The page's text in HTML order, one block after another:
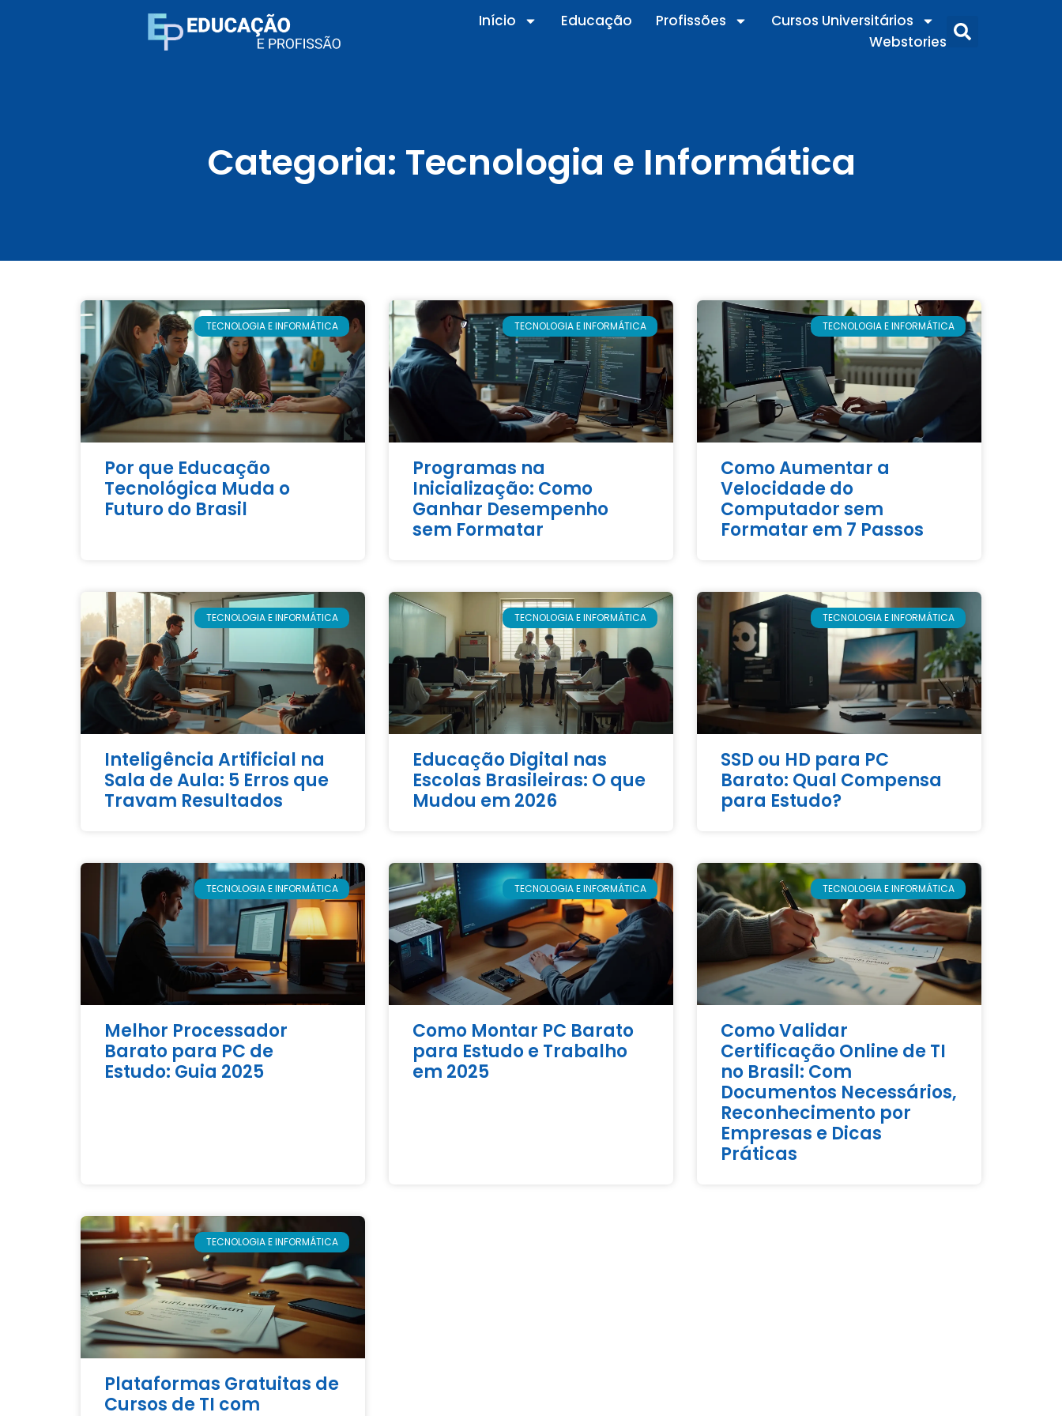
Início Educação Profissões
Cursos Universitários
Webstories
Categoria: Tecnologia e Informática
TECNOLOGIA E INFORMÁTICA
Por que Educação
Tecnológica Muda o
Futuro do Brasil
TECNOLOGIA E INFORMÁTICA
Programas na
Inicialização: Como
Ganhar Desempenho
sem Formatar
TECNOLOGIA E INFORMÁTICA
Como Aumentar a
Velocidade do
Computador sem
Formatar em 7 Passos
TECNOLOGIA E INFORMÁTICA
Inteligência Artificial na
Sala de Aula: 5 Erros que
Travam Resultados
TECNOLOGIA E INFORMÁTICA
Educação Digital nas
Escolas Brasileiras: O que
Mudou em 2026
TECNOLOGIA E INFORMÁTICA
SSD ou HD para PC
Barato: Qual Compensa
para Estudo?
TECNOLOGIA E INFORMÁTICA
Melhor Processador
Barato para PC de
Estudo: Guia 2025
TECNOLOGIA E INFORMÁTICA
Como Montar PC Barato
para Estudo e Trabalho
em 2025
TECNOLOGIA E INFORMÁTICA
Como Validar
Certificação Online de TI
no Brasil: Com
Documentos Necessários,
Reconhecimento por
Empresas e Dicas
Práticas
TECNOLOGIA E INFORMÁTICA
Plataformas Gratuitas de
Cursos de TI com